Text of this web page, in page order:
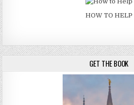
HOW TO HELP
GET THE BOOK